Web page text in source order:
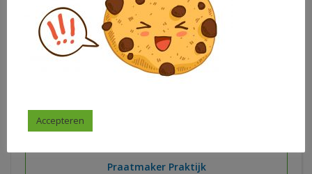
Praatmaker Praktijk
Accepteren